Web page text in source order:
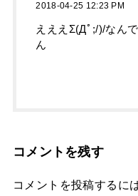
2018-04-25 12:23 PM
えええΣ(Дﾟ;/)/なん
ん
コメントを残す
コメントを投稿するに